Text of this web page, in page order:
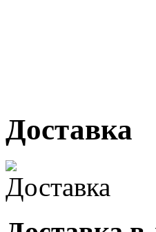
Доставка